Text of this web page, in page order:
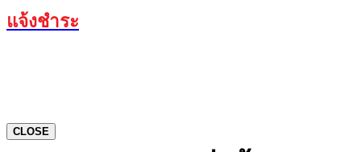
แจ้งชำระ
CLOSE